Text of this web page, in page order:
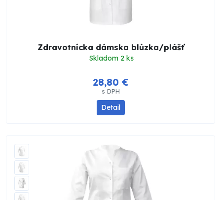
Zdravotnícka dámska blúzka/plášť
Skladom 2 ks
28,80 €
s DPH
Detail